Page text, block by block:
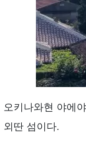
오키나와현 야에
외딴 섬이다.